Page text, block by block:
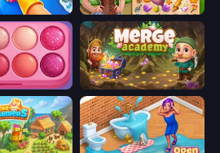
Hotel Rush: Merge Story My Castle: Merge & Story
Piece of Cake: Merge and Bake Merge Academy